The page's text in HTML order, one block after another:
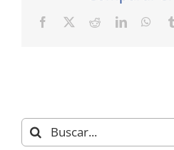
Facebook RedditLinkedIn
Buscar: